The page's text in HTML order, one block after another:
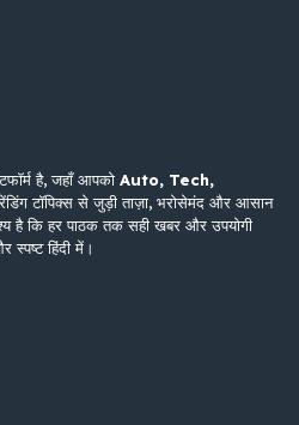
है, जहाँ आपको Auto, Tech,
टॉपिक्स से जुड़ी ताज़ा, भरोसेमंद और आसान
है कि हर पाठक तक सही खबर और उपयोगी
हिंदी में।